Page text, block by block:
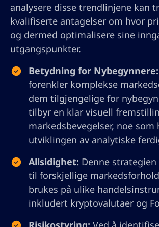
analysere disse trendlinjene kan
kvalifiserte antagelser om hvor
og dermed optimalisere sine
utgangspunkter.
Betydning for Nybegynnere:
forenkler komplekse
dem tilgjengelige for
tilbyr en klar visuell
markedsbevegelser, noe som
utviklingen av analytiske
Allsidighet: Denne
til forskjellige
brukes på ulike
inkludert kryptovalutaer og